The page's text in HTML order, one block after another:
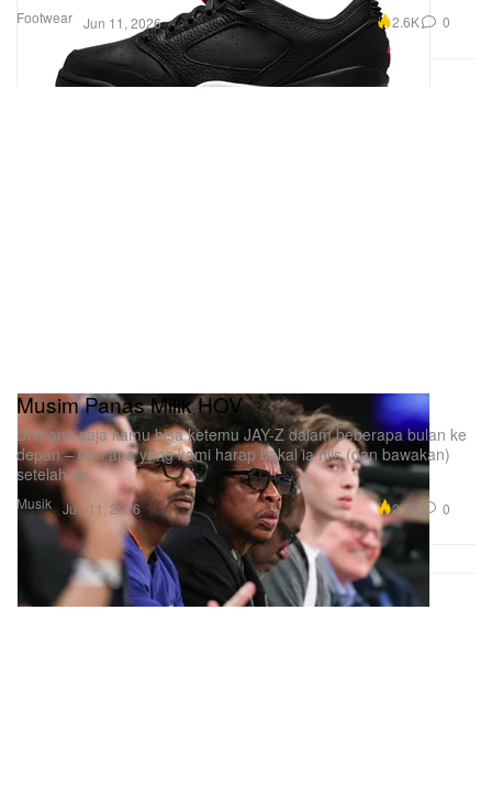
Footwear Jun 11, 2026 2.6K 0
Musik
Musim Panas Milik HOV
Di mana saja kamu bisa ketemu JAY-Z dalam beberapa bulan ke
depan – dan apa yang kami harap bakal ia rilis (dan bawakan)
setelah itu.
Jun 11, 2026 2.5K 0